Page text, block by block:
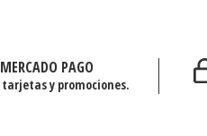
PAGO
y promociones.